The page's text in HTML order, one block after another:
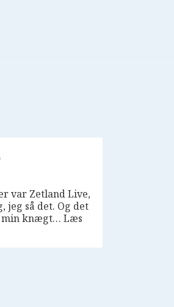
var Zetland Live,
jeg så det. Og det
min knægt… Læs